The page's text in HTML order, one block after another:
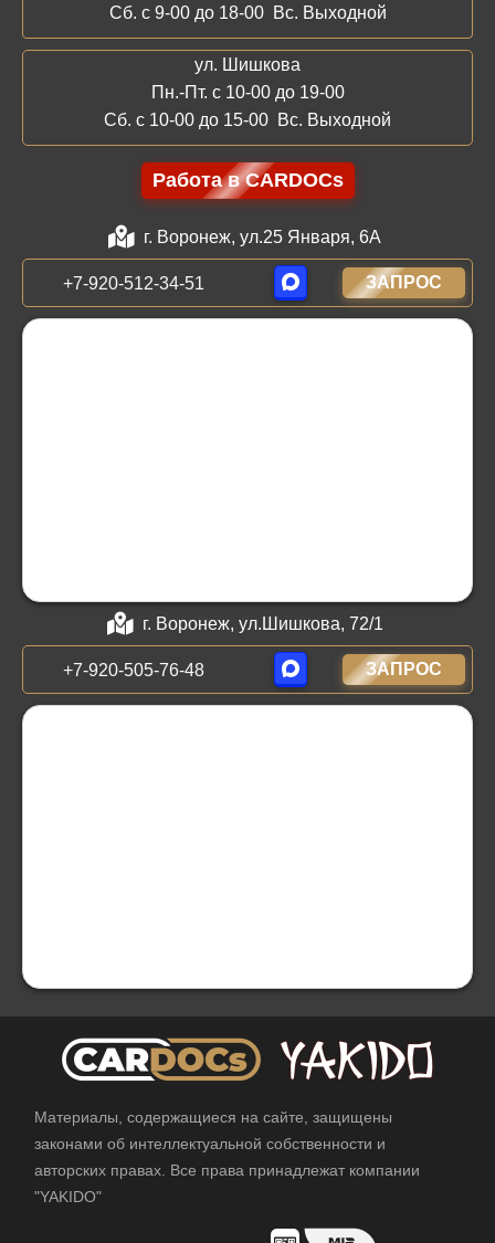
Сб. с 9-00 до 18-00 Вс. Выходной
ул. Шишкова
Пн.-Пт. с 10-00 до 19-00
Сб. с 10-00 до 15-00 Вс. Выходной
Работа в CARDOCs
г. Воронеж, ул.25 Января, 6А
+7-920-512-34-51 ЗАПРОС
г. Воронеж, ул.Шишкова, 72/1
+7-920-505-76-48 ЗАПРОС
Материалы, содержащиеся на сайте, защищены
законами об интеллектуальной собственности и
авторских правах. Все права принадлежат компании
"YAKIDO"